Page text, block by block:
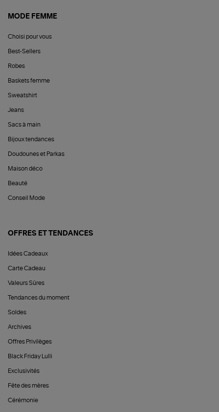
MODE FEMME
Choisi pour vous
Best-Sellers
Robes
Baskets femme
Sweatshirt
Jeans
Sacs à main
Bijoux tendances
Doudounes et Parkas
Maison déco
Beauté
Conseil Mode
OFFRES ET TENDANCES
Idées Cadeaux
Carte Cadeau
Valeurs Sûres
Tendances du moment
Soldes
Archives
Offres Privilèges
Black Friday Lulli
Exclusivités
Fête des mères
Cérémonie